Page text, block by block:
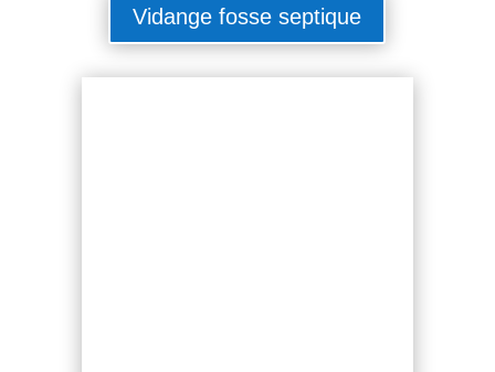
Vidange fosse septique